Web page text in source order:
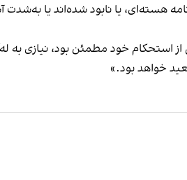
یا نابود شده‌اند یا به‌شدت
استحکام خود مطمئن بود، نیازی
خواهد بود.»